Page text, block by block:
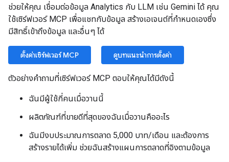
ช่วยให้คุณ เชื่อมต่อข้อมูล Analytics กับ LLM เช่น Gemini ได้ คุณ
ใช้เซิร์ฟเวอร์ MCP เพื่อแชทกับข้อมูล สร้างเอเจนต์ที่กำหนดเองซึ่ง
มีสิทธิ์เข้าถึงข้อมูล และอื่นๆ ได้
ตั้งค่าเซิร์ฟเวอร์ MCP ดูบทแนะนำการตั้งค่า
ตัวอย่างคำถามที่เซิร์ฟเวอร์ MCP ตอบให้คุณได้มีดังนี้
ฉันมีผู้ใช้กี่คนเมื่อวานนี้
ผลิตภัณฑ์ที่ขายดีที่สุดของฉันเมื่อวานคืออะไร
ฉันมีงบประมาณการตลาด 5,000 บาท/เดือน และต้องการ
สร้างรายได้เพิ่ม ช่วยฉันสร้างแผนการตลาดที่อิงตามข้อมูล